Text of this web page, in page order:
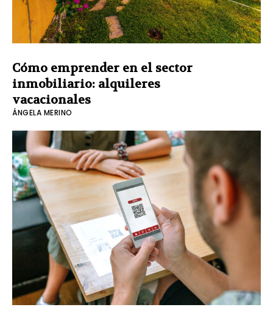
Cómo emprender en el sector
inmobiliario: alquileres
vacacionales
ÁNGELA MERINO